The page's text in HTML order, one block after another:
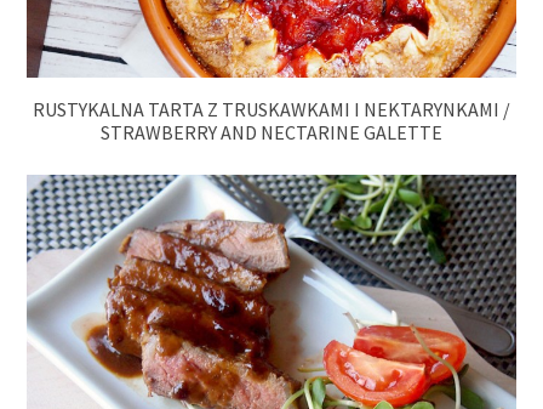
RUSTYKALNA TARTA Z TRUSKAWKAMI I NEKTARYNKAMI /
STRAWBERRY AND NECTARINE GALETTE